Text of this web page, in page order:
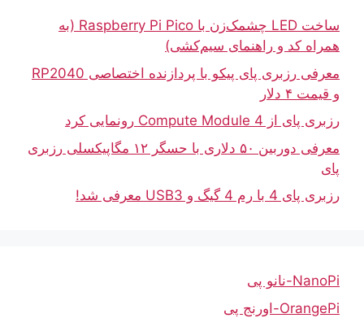
ساخت LED چشمک‌زن با Raspberry Pi Pico (به
همراه کد و راهنمای سیم‌کشی)
معرفی رزبری پای پیکو با پردازنده اختصاصی RP2040
و قیمت ۴ دلار
رزبری پای از Compute Module 4 رونمایی کرد
معرفی دوربین ۵۰ دلاری با حسگر ۱۲ مگاپیکسلی رزبری
پای
رزبری پای 4 با رم 4 گیگ و USB3 معرفی شد!
NanoPi-نانو پی
OrangePi-اورنج پی